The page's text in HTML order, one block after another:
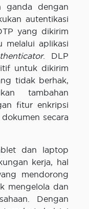
ganda dengan
autentikasi
yang dikirim
melalui aplikasi
. DLP
untuk dikirim
tidak berhak,
tambahan
fitur enkripsi
secara
dan laptop
kerja, hal
mendorong
mengelola dan
Dengan